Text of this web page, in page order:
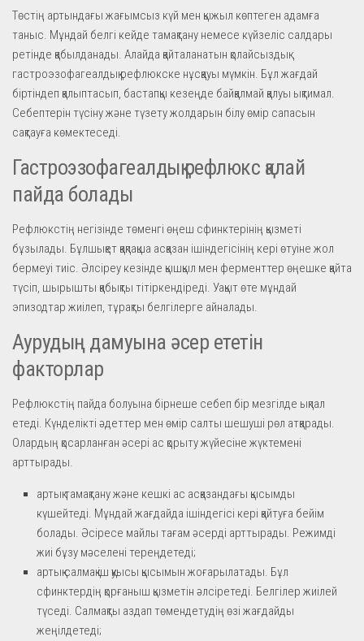
Төстің артындағы жағымсыз күй мен қыжыл көптеген адамға
таныс. Мұндай белгі кейде тамақтану немесе күйзеліс салдары
ретінде қабылданады. Алайда қайталанатын қолайсыздық
гастроэзофагеалдық рефлюкске нұсқауы мүмкін. Бұл жағдай
біртіндеп қалыптасып, бастапқы кезеңде байқалмай қалуы ықтимал.
Себептерін түсіну және түзету жолдарын білу өмір сапасын
сақтауға көмектеседі.
Гастроэзофагеалдық рефлюкс қалай
пайда болады
Рефлюкстің негізінде төменгі өңеш сфинктерінің қызметі
бұзылады. Бұлшықет қақпақша асқазан ішіндегісінің кері өтуіне жол
бермеуі тиіс. Әлсіреу кезінде қышқыл мен ферменттер өңешке қайта
түсіп, шырышты қабықты тітіркендіреді. Уақыт өте мұндай
эпизодтар жиілеп, тұрақты белгілерге айналады.
Аурудың дамуына әсер ететін
факторлар
Рефлюкстің пайда болуына бірнеше себеп бір мезгілде ықпал
етеді. Күнделікті әдеттер мен өмір салты шешуші рөл атқарады.
Олардың қосарланған әсері ас қорыту жүйесіне жүктемені
арттырады.
артық тамақтану және кешкі ас асқазандағы қысымды
күшейтеді. Мұндай жағдайда ішіндегісі кері қайтуға бейім
болады. Әсіресе майлы тағам әсерді арттырады. Режимді
жиі бұзу мәселені тереңдетеді;
артық салмақ іш қуысы қысымын жоғарылатады. Бұл
сфинктердің қорғаныш қызметін әлсіретеді. Белгілер жиілей
түседі. Салмақты аздап төмендетудің өзі жағдайды
жеңілдетеді;